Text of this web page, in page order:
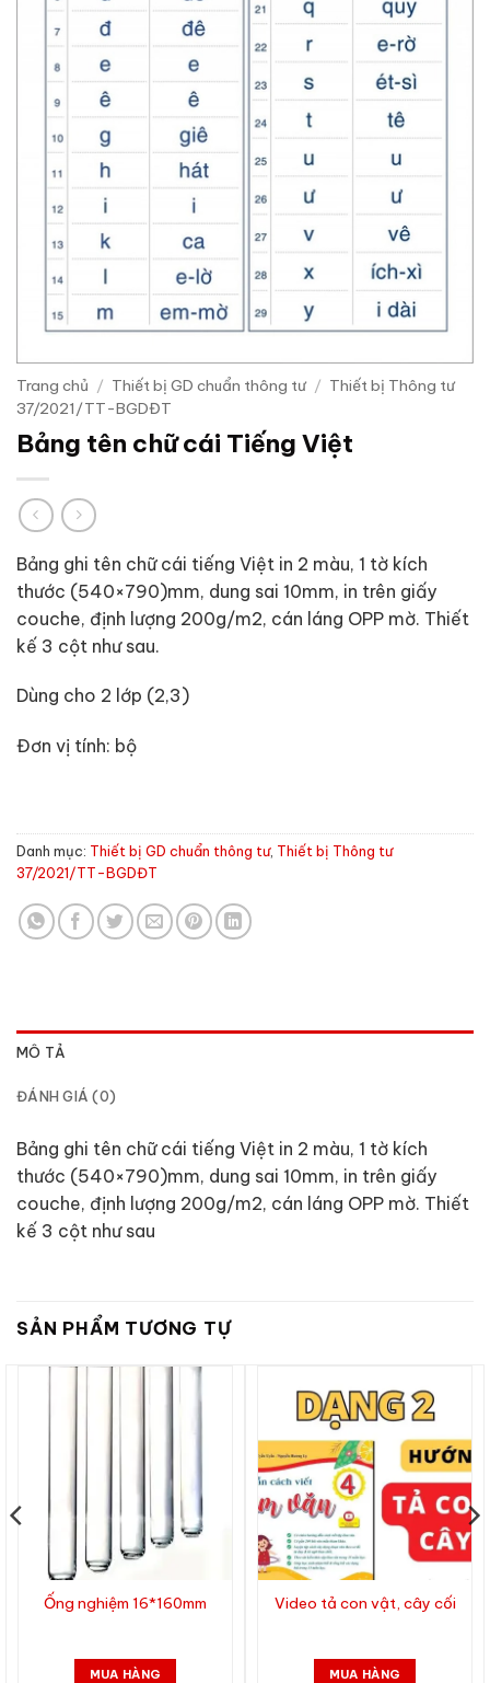
Trang chủ / Thiết bị GD chuẩn thông tư / Thiết bị Thông tư
37/2021/TT-BGDĐT
Bảng tên chữ cái Tiếng Việt
Bảng ghi tên chữ cái tiếng Việt in 2 màu, 1 tờ kích
thước (540×790)mm, dung sai 10mm, in trên giấy
couche, định lượng 200g/m2, cán láng OPP mờ. Thiết
kế 3 cột như sau.
Dùng cho 2 lớp (2,3)
Đơn vị tính: bộ
Danh mục: Thiết bị GD chuẩn thông tư, Thiết bị Thông tư
37/2021/TT-BGDĐT
MÔ TẢ
ĐÁNH GIÁ (0)
Bảng ghi tên chữ cái tiếng Việt in 2 màu, 1 tờ kích
thước (540×790)mm, dung sai 10mm, in trên giấy
couche, định lượng 200g/m2, cán láng OPP mờ. Thiết
kế 3 cột như sau
SẢN PHẨM TƯƠNG TỰ
Ống nghiệm 16*160mm
MUA HÀNG
Video tả con vật, cây cối
MUA HÀNG